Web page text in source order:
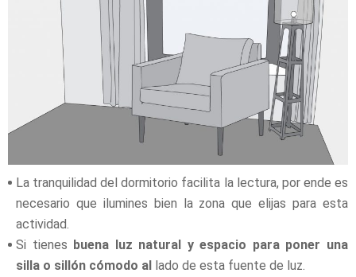
La tranquilidad del dormitorio facilita la lectura, por ende es
necesario que ilumines bien la zona que elijas para esta
actividad.
Si tienes buena luz natural y espacio para poner una
silla o sillón cómodo al lado de esta fuente de luz.